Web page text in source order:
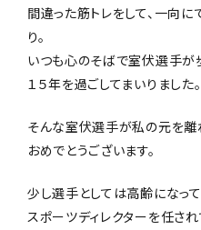
間違った筋トレをして、一向
り。
いつも心のそばで室伏選手が
１５年を過ごしてまいりました。
そんな室伏選手が私の元を離れ
おめでとうございます。
少し選手としては高齢になっ
スポーツディレクターを任さ